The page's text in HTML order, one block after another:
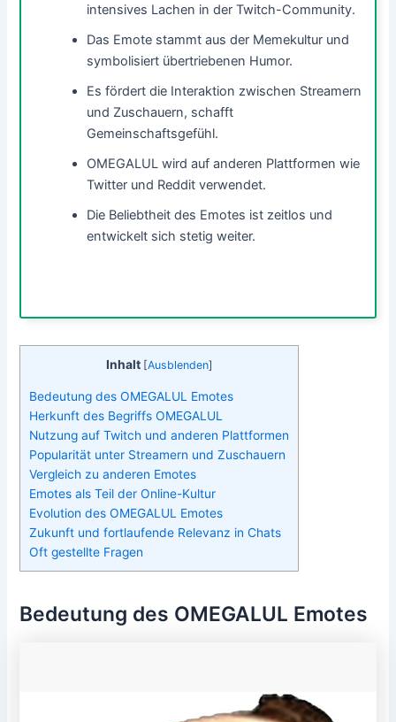
intensives Lachen in der Twitch-Community.
Das Emote stammt aus der Memekultur und
symbolisiert übertriebenen Humor.
Es fördert die Interaktion zwischen Streamern
und Zuschauern, schafft
Gemeinschaftsgefühl.
OMEGALUL wird auf anderen Plattformen wie
Twitter und Reddit verwendet.
Die Beliebtheit des Emotes ist zeitlos und
entwickelt sich stetig weiter.
Inhalt [Ausblenden]
Bedeutung des OMEGALUL Emotes
Herkunft des Begriffs OMEGALUL
Nutzung auf Twitch und anderen Plattformen
Popularität unter Streamern und Zuschauern
Vergleich zu anderen Emotes
Emotes als Teil der Online-Kultur
Evolution des OMEGALUL Emotes
Zukunft und fortlaufende Relevanz in Chats
Oft gestellte Fragen
Bedeutung des OMEGALUL Emotes